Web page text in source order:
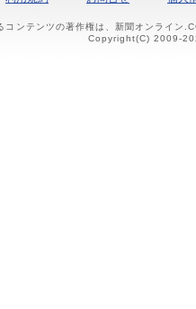
ンテンツの著作権は、新聞オンライン
Copyright(C) 2009-